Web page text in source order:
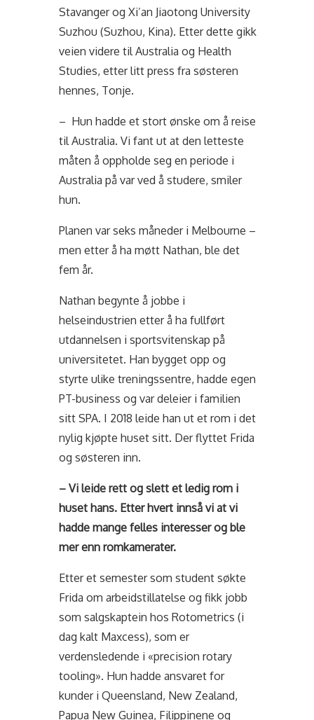
Stavanger og Xi’an Jiaotong University
Suzhou (Suzhou, Kina). Etter dette gikk
veien videre til Australia og Health
Studies, etter litt press fra søsteren
hennes, Tonje.
– Hun hadde et stort ønske om å reise
til Australia. Vi fant ut at den letteste
måten å oppholde seg en periode i
Australia på var ved å studere, smiler
hun.
Planen var seks måneder i Melbourne –
men etter å ha møtt Nathan, ble det
fem år.
Nathan begynte å jobbe i
helseindustrien etter å hafullført
utdannelsen i sportsvitenskap på
universitetet. Han bygget opp og
styrte ulike treningssentre, hadde egen
PT-business og var deleier i familien
sitt SPA. I 2018 leide han ut et rom i det
nylig kjøpte huset sitt. Der flyttet Frida
og søsteren inn.
– Vi leide rett og slett et ledig rom i
huset hans. Etter hvert innså vi at vi
hadde mange felles interesser og ble
mer enn romkamerater.
Etter et semester som student søkte
Frida om arbeidstillatelse og fikk jobb
som salgskaptein hos Rotometrics (i
dag kalt Maxcess), som er
verdensledende i «precision rotary
tooling». Hun hadde ansvaret for
kunder i Queensland, New Zealand,
Papua New Guinea, Filippinene og